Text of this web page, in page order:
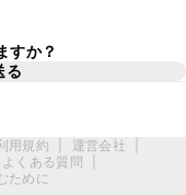
すか？
る
用規約 運営会社
よくある質問
ために